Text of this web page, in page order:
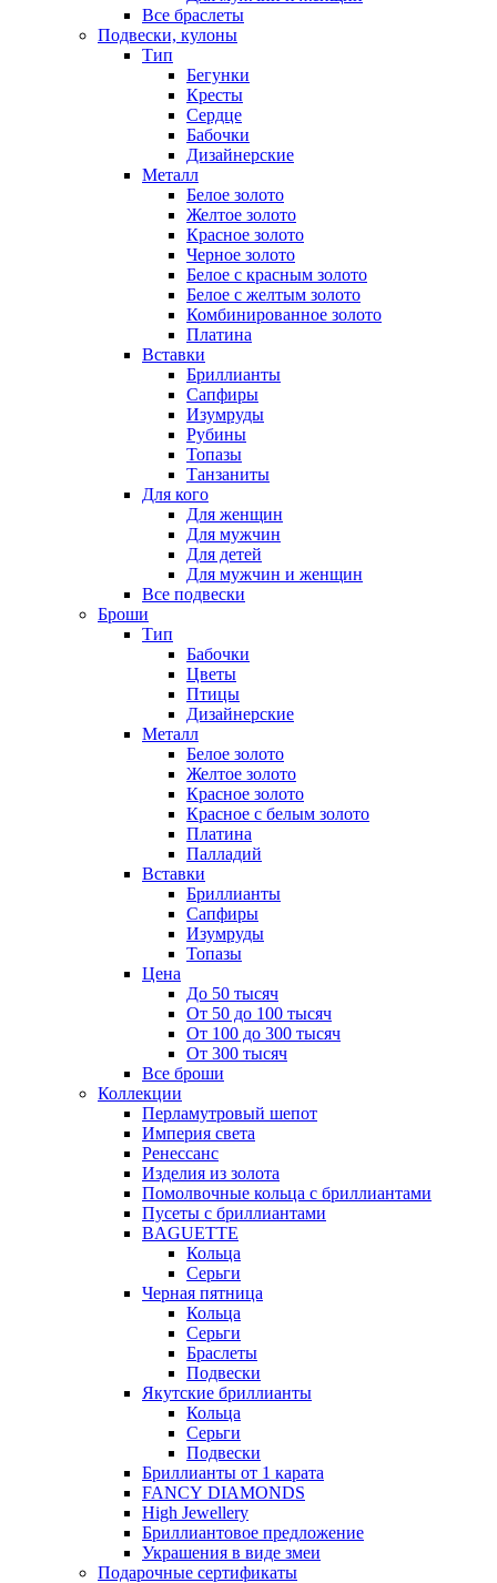
Все браслеты
Подвески, кулоны
Тип
Бегунки
Кресты
Сердце
Бабочки
Дизайнерские
Металл
Белое золото
Желтое золото
Красное золото
Черное золото
Белое с красным золото
Белое с желтым золото
Комбинированное золото
Платина
Вставки
Бриллианты
Сапфиры
Изумруды
Рубины
Топазы
Танзаниты
Для кого
Для женщин
Для мужчин
Для детей
Для мужчин и женщин
Все подвески
Броши
Тип
Бабочки
Цветы
Птицы
Дизайнерские
Металл
Белое золото
Желтое золото
Красное золото
Красное с белым золото
Платина
Палладий
Вставки
Бриллианты
Сапфиры
Изумруды
Топазы
Цена
До 50 тысяч
От 50 до 100 тысяч
От 100 до 300 тысяч
От 300 тысяч
Все броши
Коллекции
Перламутровый шепот
Империя света
Ренессанс
Изделия из золота
Помолвочные кольца с бриллиантами
Пусеты с бриллиантами
BAGUETTE
Кольца
Серьги
Черная пятница
Кольца
Серьги
Браслеты
Подвески
Якутские бриллианты
Кольца
Серьги
Подвески
Бриллианты от 1 карата
FANCY DIAMONDS
High Jewellery
Бриллиантовое предложение
Украшения в виде змеи
Подарочные сертификаты